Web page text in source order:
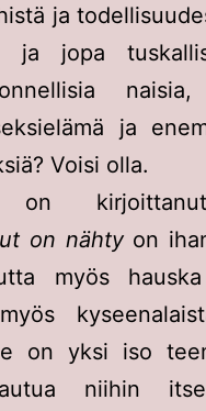
ja
ja jopa
ja
Voisi olla.
on
on nähtyon
myös
on yksi iso
niihin